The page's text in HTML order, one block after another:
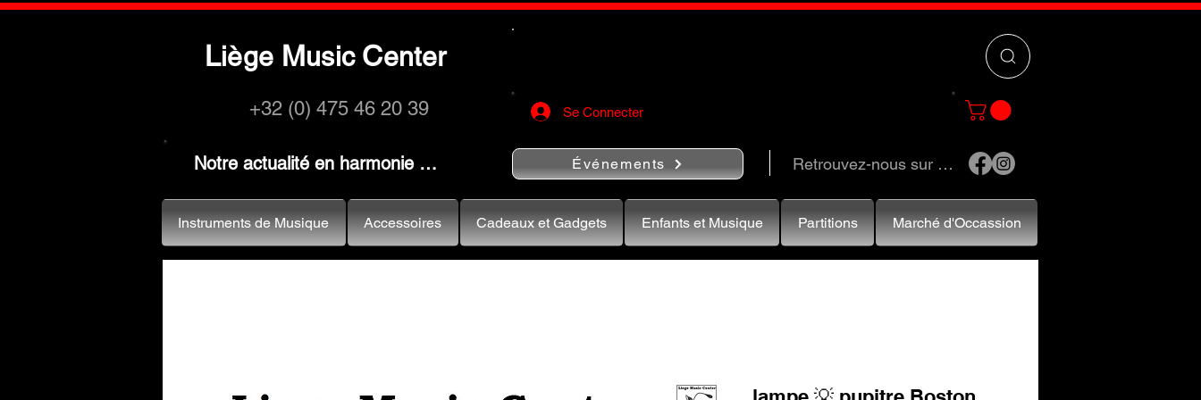
Liège Music Center
+32 (0) 475 46 20 39 Se Connecter
Notre actualité en harmonie … Événements Retrouvez-nous sur …
Instruments de Musique Accessoires Cadeaux et Gadgets Enfants et Musique Partitions Marché d'Occassion